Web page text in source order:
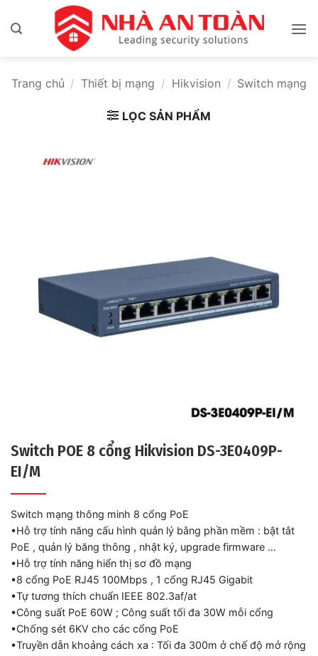
qua
Trang chủ / Thiết bị mạng / Hikvision / Switch mạng
LỌC SẢN PHẨM
Switch POE 8 cổng Hikvision DS-3E0409P-
EI/M
Switch mạng thông minh 8 cổng PoE
•Hỗ trợ tính năng cấu hình quản lý bằng phần mềm : bật tắt
PoE , quản lý băng thông , nhật ký, upgrade firmware …
•Hỗ trợ tính năng hiển thị sơ đồ mạng
•8 cổng PoE RJ45 100Mbps , 1 cổng RJ45 Gigabit
•Tự tương thích chuẩn IEEE 802.3af/at
•Công suất PoE 60W ; Công suất tối đa 30W mỗi cổng
•Chống sét 6KV cho các cổng PoE
•Truyền dẫn khoảng cách xa : Tối đa 300m ở chế độ mở rộng